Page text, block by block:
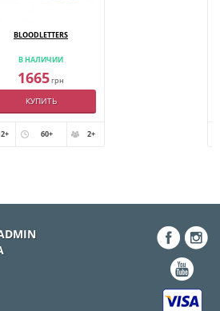
BLOODLETTERS
В НАЛИЧИИ
1665грн
КУПИТЬ
60+ 2+